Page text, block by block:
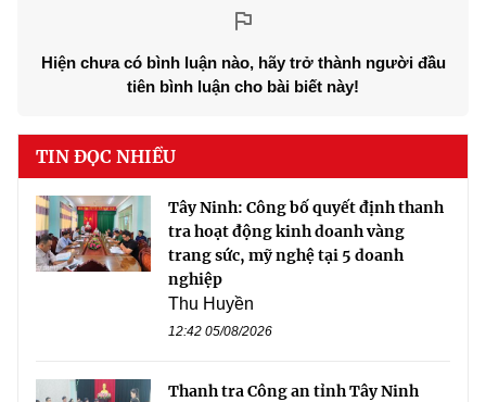
Hiện chưa có bình luận nào, hãy trở thành người đầu
tiên bình luận cho bài biết này!
TIN ĐỌC NHIỀU
Tây Ninh: Công bố quyết định thanh
tra hoạt động kinh doanh vàng
trang sức, mỹ nghệ tại 5 doanh
nghiệp
Thu Huyền
12:42 05/08/2026
Thanh tra Công an tỉnh Tây Ninh